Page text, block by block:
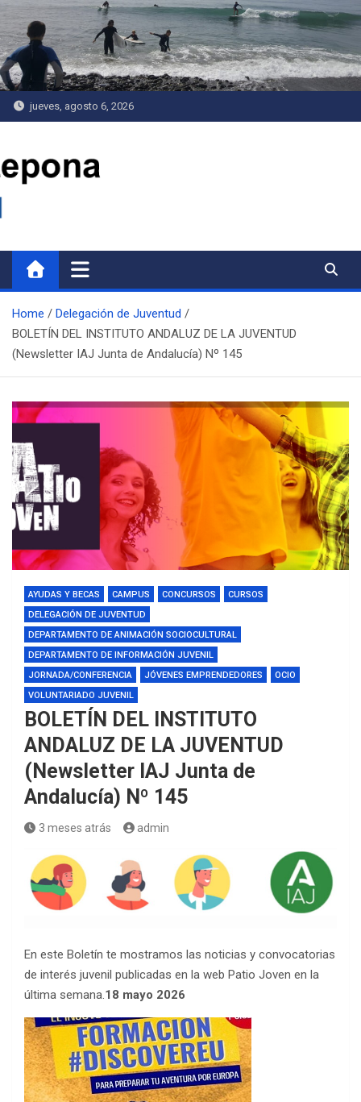
Saltar
al
contenido
jueves, agosto 6, 2026
Home
Delegación de Juventud
BOLETÍN DEL INSTITUTO ANDALUZ DE LA JUVENTUD
(Newsletter IAJ Junta de Andalucía) Nº 145
AYUDAS Y BECAS CAMPUS CONCURSOS
CURSOS
DELEGACIÓN DE JUVENTUD
DEPARTAMENTO DE ANIMACIÓN SOCIOCULTURAL
DEPARTAMENTO DE INFORMACIÓN JUVENIL
JORNADA/CONFERENCIA
JÓVENES EMPRENDEDORES
OCIO
VOLUNTARIADO JUVENIL
BOLETÍN DEL INSTITUTO
ANDALUZ DE LA JUVENTUD
(Newsletter IAJ Junta de
Andalucía) Nº 145
3 meses atrás admin
En este Boletín te mostramos las noticias y convocatorias
de interés juvenil publicadas en la web Patio Joven en la
última semana.18 mayo 2026